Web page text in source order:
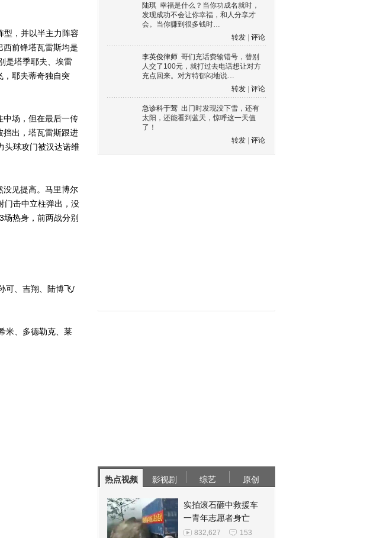
，并以半主力阵容
前锋塔瓦雷斯均是
是塔季耶夫、埃雷
，耶夫蒂奇独自突
场，但在最后一传
挡出，塔瓦雷斯跟进
头球攻门被汉达诺维
见提高。马里博尔
门击中立柱弹出，没
热身，前两战分别
可、吉翔、陆博飞/
米、多德勒克、莱
陆琪 幸福是什么？当你功成名就时，
发现成功不会让你幸福，和人分享才
会。当你赚到很多钱时…
转发
评论
李英俊律师 哥们充话费输错号，替别
人交了100元，就打过去电话想让对方
充点回来。对方特郁闷地说…
转发
评论
急诊科于莺 出门时发现没下雪，还有
太阳，还能看到蓝天，惊呼这一天值
了！
转发
评论
热点视频 影视剧 综艺 原创
实拍滚石砸中救援车
一青年志愿者身亡
832,627 153